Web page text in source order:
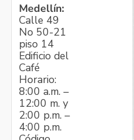
Medellín:
Calle 49
No 50-21
piso 14
Edificio del
Café
Horario:
8:00 a.m. –
12:00 m. y
2:00 p.m. –
4:00 p.m.